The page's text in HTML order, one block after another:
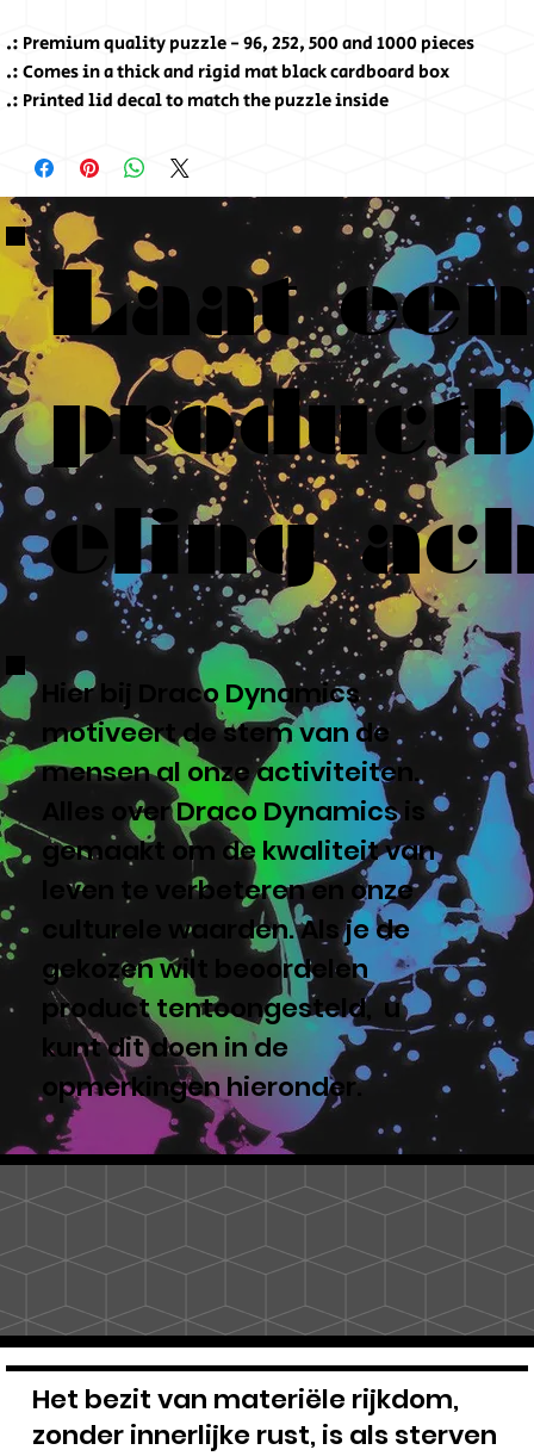
.: Premium quality puzzle - 96, 252, 500 and 1000 pieces
.: Comes in a thick and rigid mat black cardboard box
.: Printed lid decal to match the puzzle inside
Het bezit van materiële rijkdom,
zonder innerlijke rust, is als sterven
Laat een
eling
Hier bij Draco Dynamics
motiveert de stem van de
mensen al onze activiteiten.
Alles over Draco Dynamics is
gemaakt om de kwaliteit van
leven te verbeteren en onze
culturele waarden. Als je de
gekozen wilt beoordelen
product tentoongesteld, u
kunt dit doen in de
opmerkingen hieronder.